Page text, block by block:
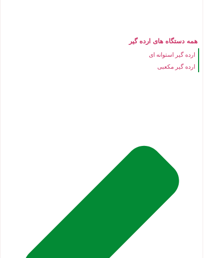
همه دستگاه های ارده گیر
ارده گیر استوانه ای
ارده گیر مکعبی